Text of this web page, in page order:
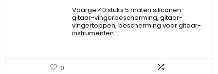
Voarge 40 stuks 5 maten siliconen
gitaar-vingerbescherming, gitaar-
vingertoppen, bescherming voor gitaar-
instrumenten…
0